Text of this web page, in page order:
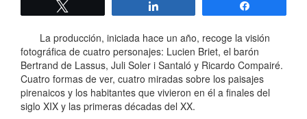
La producción, iniciada hace un año, recoge la visión
fotográfica de cuatro personajes: Lucien Briet, el barón
Bertrand de Lassus, Juli Soler i Santaló y Ricardo Compairé.
Cuatro formas de ver, cuatro miradas sobre los paisajes
pirenaicos y los habitantes que vivieron en él a finales del
siglo XIX y las primeras décadas del XX.